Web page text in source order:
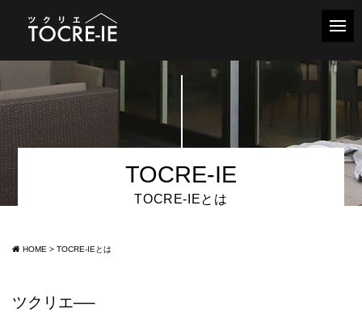
TOCRE-IE
TOCRE-IEとは
HOME > TOCRE-IEとは
ツクリエ──